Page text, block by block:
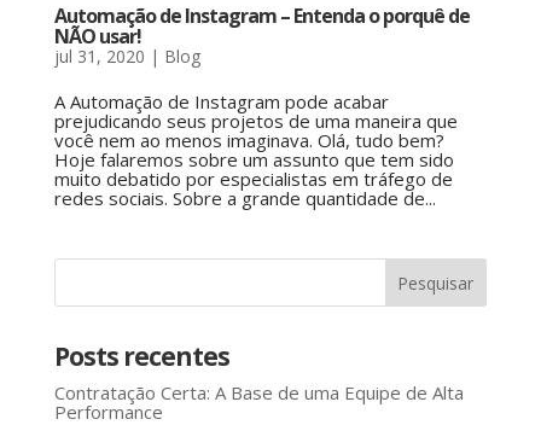
Automação de Instagram – Entenda o porquê de
NÃO usar!
jul 31, 2020 | Blog
A Automação de Instagram pode acabar
prejudicando seus projetos de uma maneira que
você nem ao menos imaginava. Olá, tudo bem?
Hoje falaremos sobre um assunto que tem sido
muito debatido por especialistas em tráfego de
redes sociais. Sobre a grande quantidade de...
Posts recentes
Contratação Certa: A Base de uma Equipe de Alta
Performance